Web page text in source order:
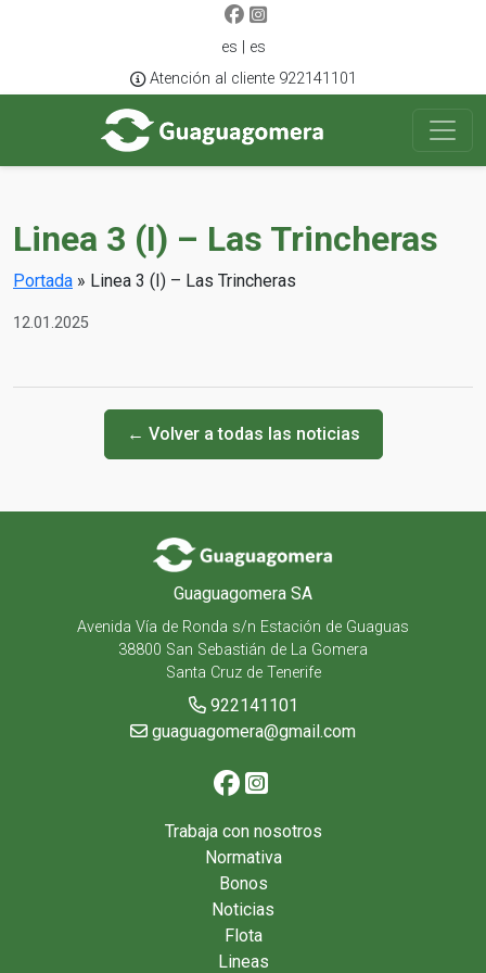
es | es
Atención al cliente 922141101
Linea 3 (I) – Las Trincheras
Portada » Linea 3 (I) – Las Trincheras
12.01.2025
← Volver a todas las noticias
Guaguagomera SA
Avenida Vía de Ronda s/n Estación de Guaguas
38800 San Sebastián de La Gomera
Santa Cruz de Tenerife
922141101
guaguagomera@gmail.com
Trabaja con nosotros
Normativa
Bonos
Noticias
Flota
Lineas